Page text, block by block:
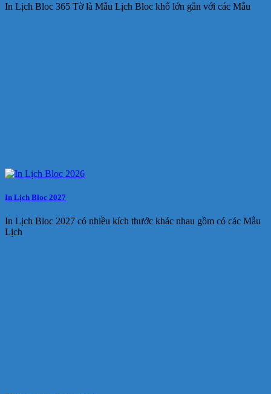
In Lịch Bloc 365 Tờ là Mẫu Lịch Bloc khổ lớn gắn với các Mẫu
In Lịch Bloc 2027
In Lịch Bloc 2027 có nhiều kích thước khác nhau gồm có các Mẫu
Lịch